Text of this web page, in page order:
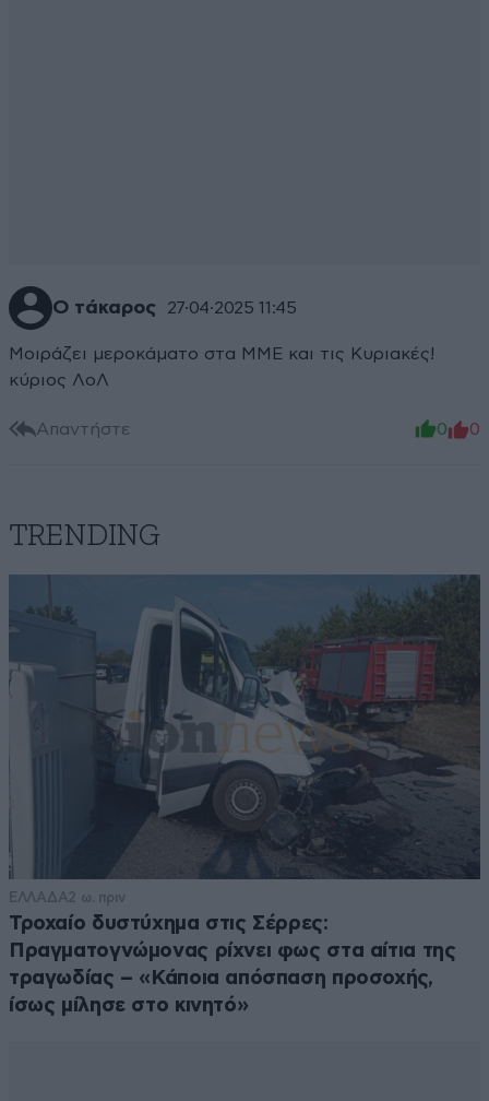
Ο τάκαρος 27·04·2025 11:45
Μοιράζει μεροκάματο στα ΜΜΕ και τις Κυριακές!
κύριος ΛοΛ
Απαντήστε 0 0
TRENDING
ΕΛΛΑΔΑ2 ω. πριν
Τροχαίο δυστύχημα στις Σέρρες:
Πραγματογνώμονας ρίχνει φως στα αίτια της
τραγωδίας – «Κάποια απόσπαση προσοχής,
ίσως μίλησε στο κινητό»